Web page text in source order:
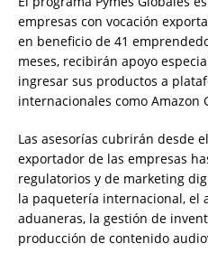
empresas con vocación
en beneficio de 41
meses, recibirán apoyo
ingresar sus productos a
internacionales como Amazon
Las asesorías cubrirán desde
exportador de las empresas
regulatorios y de marketing
la paquetería internacional, el
aduaneras, la gestión de
producción de contenido